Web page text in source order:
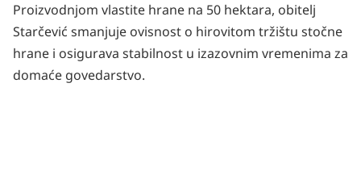
Proizvodnjom vlastite hrane na 50 hektara, obitelj
Starčević smanjuje ovisnost o hirovitom tržištu stočne
hrane i osigurava stabilnost u izazovnim vremenima za
domaće govedarstvo.